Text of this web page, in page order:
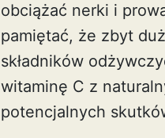
obciążać nerki i
pamiętać, że zbyt
składników
witaminę C z
potencjalnych